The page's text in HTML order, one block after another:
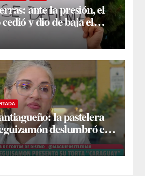
ante la presión, el
y dio de baja el
la polémica
la pastelera
deslumbró en
su torta “Caraguay” y